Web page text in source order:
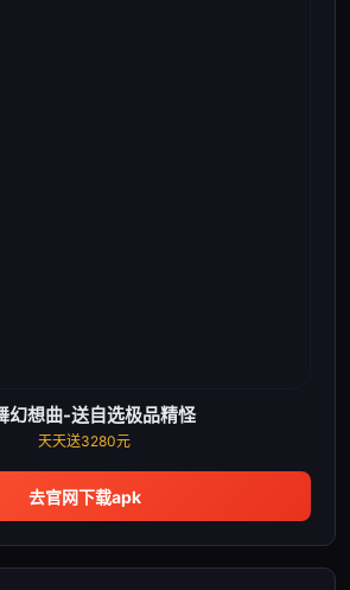
幻想曲-送自选极品精怪
天天送3280元
去官网下载apk